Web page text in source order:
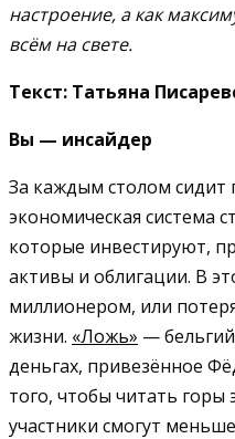
настроение, а как
всём на свете.
Текст: Татьяна
Вы — инсайдер
За каждым столом сидит
экономическая система
которые инвестируют,
активы и облигации. В
миллионером, или
жизни. «Ложь» —
деньгах, привезённое
того, чтобы читать горы
участники смогут